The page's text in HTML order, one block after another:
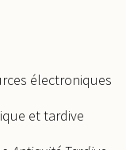
électroniques
et tardive